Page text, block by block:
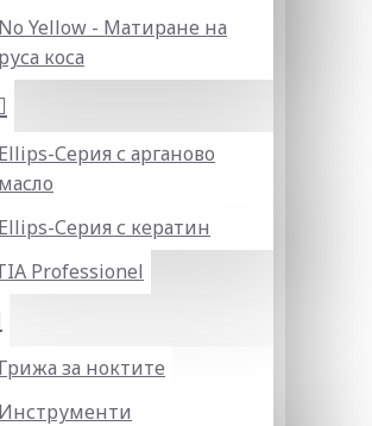
No Yellow - Матиране на
руса коса
Ellips-Серия с арганово
масло
Ellips-Серия с кератин
Professionel
Грижа за ноктите
Инструменти